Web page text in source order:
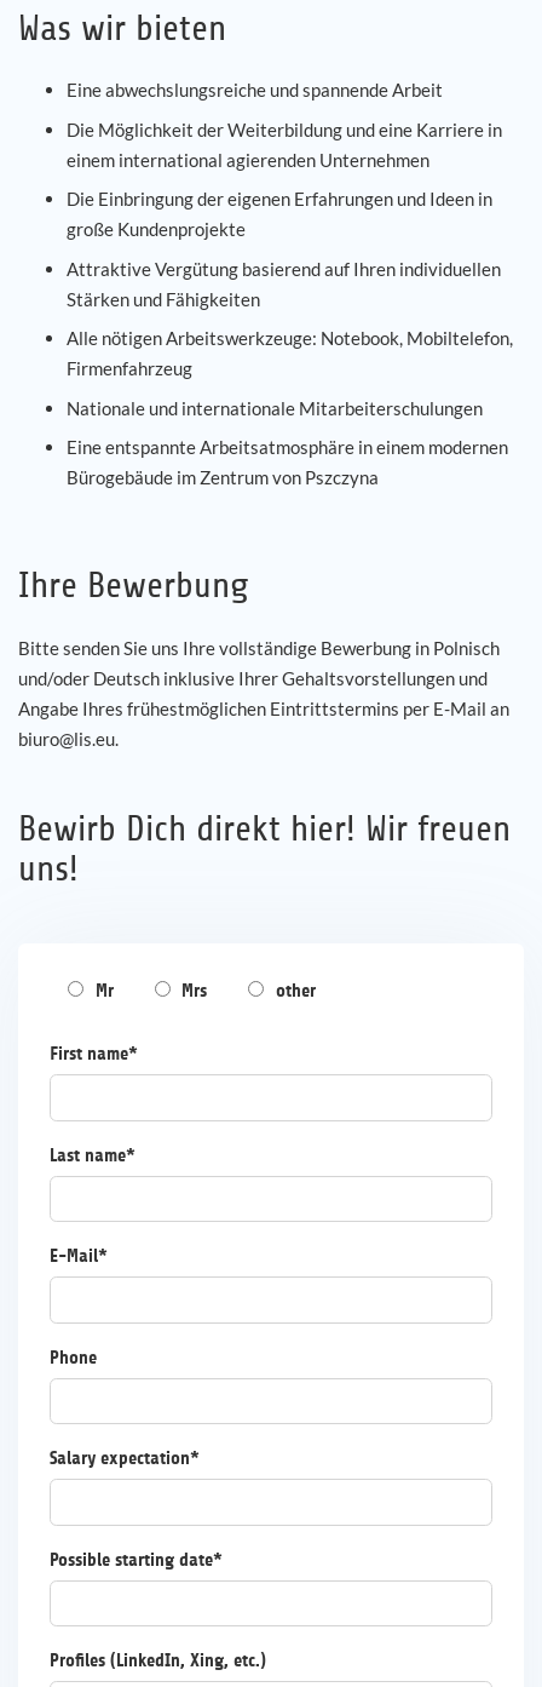
Was wir bieten
Eine abwechslungsreiche und spannende Arbeit
Die Möglichkeit der Weiterbildung und eine Karriere in
einem international agierenden Unternehmen
Die Einbringung der eigenen Erfahrungen und Ideen in
große Kundenprojekte
Attraktive Vergütung basierend auf Ihren individuellen
Stärken und Fähigkeiten
Alle nötigen Arbeitswerkzeuge: Notebook, Mobiltelefon,
Firmenfahrzeug
Nationale und internationale Mitarbeiterschulungen
Eine entspannte Arbeitsatmosphäre in einem modernen
Bürogebäude im Zentrum von Pszczyna
Ihre Bewerbung
Bitte senden Sie uns Ihre vollständige Bewerbung in Polnisch
und/oder Deutsch inklusive Ihrer Gehaltsvorstellungen und
Angabe Ihres frühestmöglichen Eintrittstermins per E-Mail an
biuro@lis.eu.
Bewirb Dich direkt hier! Wir freuen
uns!
Mr Mrs other
First name*
Last name*
E-Mail*
Phone
Salary expectation*
Possible starting date*
Profiles (LinkedIn, Xing, etc.)